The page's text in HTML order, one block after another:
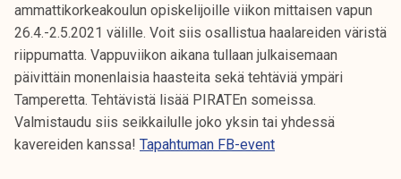
ammattikorkeakoulun opiskelijoille viikon mittaisen vapun
26.4.-2.5.2021 välille. Voit siis osallistua haalareiden väristä
riippumatta. Vappuviikon aikana tullaan julkaisemaan
päivittäin monenlaisia haasteita sekä tehtäviä ympäri
Tamperetta. Tehtävistä lisää PIRATEn someissa.
Valmistaudu siis seikkailulle joko yksin tai yhdessä
kavereiden kanssa! Tapahtuman FB-event